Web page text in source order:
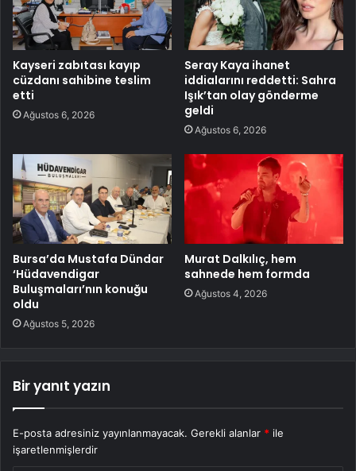
Kayseri zabıtası kayıp
cüzdanı sahibine teslim
etti
Ağustos 6, 2026
Seray Kaya ihanet
iddialarını reddetti: Sahra
Işık’tan olay gönderme
geldi
Ağustos 6, 2026
Bursa’da Mustafa Dündar
‘Hüdavendigar
Buluşmaları’nın konuğu
oldu
Ağustos 5, 2026
Murat Dalkılıç, hem
sahnede hem formda
Ağustos 4, 2026
Bir yanıt yazın
E-posta adresiniz yayınlanmayacak. Gerekli alanlar * ile
işaretlenmişlerdir